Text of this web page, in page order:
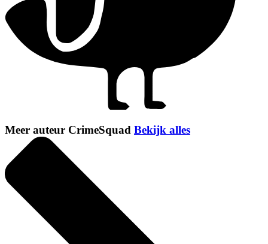
Meer auteur CrimeSquad Bekijk alles